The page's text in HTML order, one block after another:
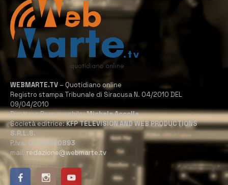
WEBMARTE.TV – Quotidiano online
Registro stampa Tribunale di Siracusa N. 04/2010 DEL
09/04/2010
Direttore Responsabile:Michele Accolla
Società editrice:KFP TELEVISION AND WEB PRODUCTIONS
S.R.L.S.
P.Iva: 02184950893
mail: redazione@webmarte.tv